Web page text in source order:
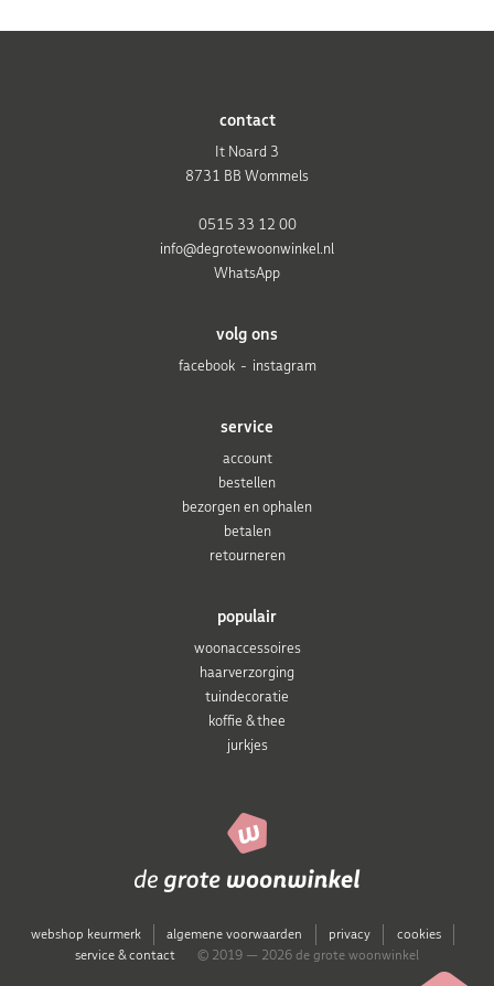
populair
woonaccessoires
haarverzorging
tuindecoratie
koffie & thee
jurkjes
service
account
bestellen
bezorgen en ophalen
betalen
retourneren
volg ons
facebook
instagram
contact
It Noard 3
8731 BB Wommels
0515 33 12 00
info@degrotewoonwinkel.nl
WhatsApp
webshop keurmerk algemene voorwaarden privacy
cookies
service & contact
© 2019 — 2026 de grote woonwinkel